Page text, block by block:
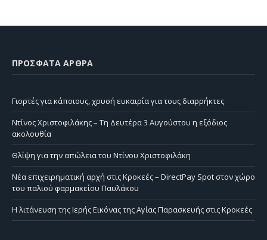
ΠΡΌΣΦΑΤΑ ΆΡΘΡΑ
Γιορτές για κάποιους, χρυσή ευκαιρία για τους διαρρήκτες
Ντίνος Χριστοφιλάκης – Τη Δευτέρα 3 Αυγούστου η εξόδιος
ακολουθία
Θλίψη για την απώλεια του Ντίνου Χριστοφιλάκη
Νέα επιχειρηματική αρχή στις Κροκεές – DirectPay Spot στον χώρο
του παλιού φαρμακείου Παυλάκου
Η λιτάνευση της Ιερής Εικόνας της Αγίας Παρασκευής στις Κροκεές